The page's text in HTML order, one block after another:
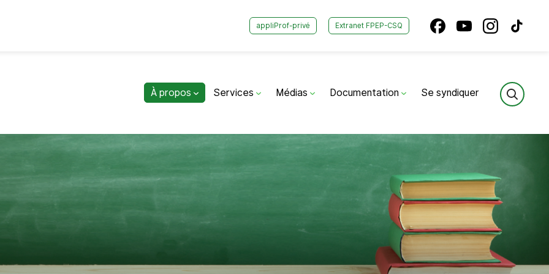
appliProf-privé Extranet FPEP-CSQ
À propos Services Médias Documentation Se syndiquer